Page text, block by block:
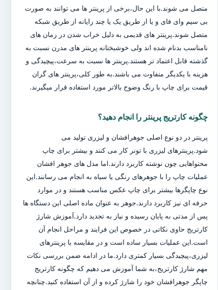
متصل می شوند.با این حال،برخی از پرینتر ها می توانند به صورت
بی سیم وای فای و یا از طریق یک یا چند رایانه از طریق شبکه
متصل شوند.پرینتر های قدیمی به دلیل خراب شدن در زمان های
نامناسب بدنام شده اند ولی خوشبختانه پرینتر های مدرن نسبت به
گذشته قابل اعتماد تر هستند.پرینتر ها نسبت به سرعت،پیچیدگی و
هزینه با یکدیگر متفاوت می باشند.به طور کلی،پرینتر های گران
قیمت برای چاپ با رنگ وضوح بالاتر مورد استفاده قرار میگیرند.
چگونه کارتریج پرینتر را انجام دهید؟
پرینتر در دو نوع اصلی جوهرافشان و لیزری تولید می
شود.پرینترهای لیزری با تونر کار می کنند و بیشتر برای چاپ
محتواهایی چون نوشته کاربرد دارند.اما مدل های جوهر افشان
عملیات چاپ را با جوهرهای رنگی یا سیاه به انجام می رسانند.این
نوع چاپگرها بیشتر برای چاپ عکس مناسب هستند و در موارد
حرفه ای نیز کاربرد دارند.جوهر به عنوان ماده اصلی این دستگاه ها
پس از مدتی به پایان رسیده و نیاز به تجدید دارد.آموزش شارژ
کارتریج حاوی نکاتی در خصوص این فرایند و مراحل انجام آن
است.این عملیات بسیار ساده است و در مقایسه با پرینترهای
لیزری،پیچیدگی بسیار کمتری دارد.ما در ادامه ضمن بررسی نکات
مهم شارژ کارتریج،به شما آموزش می دهیم که چگونه کارتریج
چاپگر جوهرافشان خود را شارژ کرده و از آن استفاده کنید.چنانچه